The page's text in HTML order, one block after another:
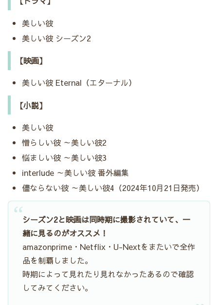
美しい彼
美しい彼 シーズン2
【映画】
美しい彼 Eternal（エターナル）
【小説】
美しい彼
憎らしい彼 ～美しい彼2
悩ましい彼 ～美しい彼3
interlude ～美しい彼 番外編集
儘ならない彼 ～美しい彼4（2024年10月21日発売）
シーズン2と映画は同時期に撮影されていて、一
緒に見るのがオススメ！
amazonprime・Netflix・U-Nextをまたいで全作
品を制覇しました。
時期によって見れたり見れなかったあるので確認
してみてください。